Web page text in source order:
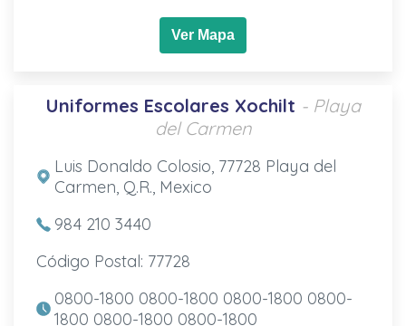
Ver Mapa
Uniformes Escolares Xochilt - Playa
del Carmen
Luis Donaldo Colosio, 77728 Playa del
Carmen, Q.R., Mexico
984 210 3440
Código Postal: 77728
0800-1800 0800-1800 0800-1800 0800-
1800 0800-1800 0800-1800